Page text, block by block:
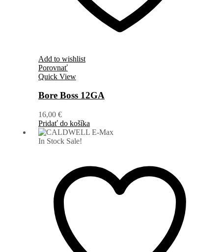
Add to wishlist
Porovnať
Quick View
Bore Boss 12GA
16,00 €
Pridať do košíka
In Stock Sale!